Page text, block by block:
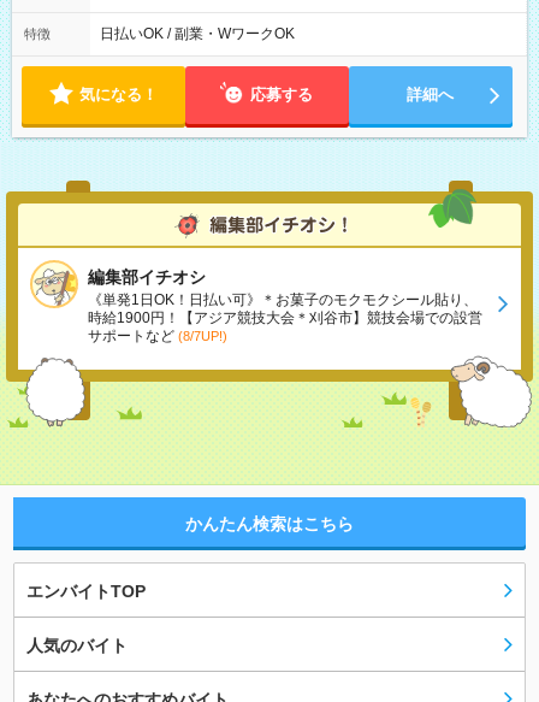
00
特徴 日払いOK / 副業・WワークOK
気になる！ 応募する 詳細へ
編集部イチオシ
《単発1日OK！日払い可》＊お菓子のモクモクシール貼り、
時給1900円！【アジア競技大会＊刈谷市】競技会場での設営
サポートなど (8/7UP!)
かんたん検索はこちら
エンバイトTOP
人気のバイト